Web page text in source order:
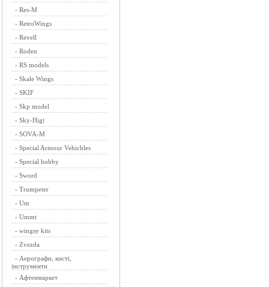
- Res-M
- RetroWings
- Revell
- Roden
- RS models
- Skale Wings
- SKIF
- Skp model
- Sky-Higt
- SOVA-M
- Special Armour Vehichles
- Special hobby
- Sword
- Trumpeter
- Um
- Ummt
- wingsy kits
- Zvezda
- Аерографи, кисті,
інструменти
- Афтенмаркет